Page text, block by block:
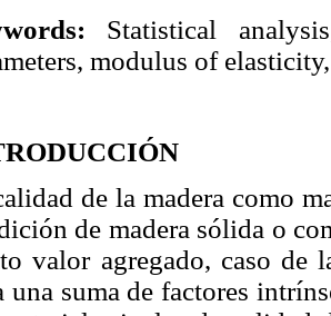
Statistical
modulus of
de la madera como
de madera sólida o
valor agregado, caso de
una suma de factores